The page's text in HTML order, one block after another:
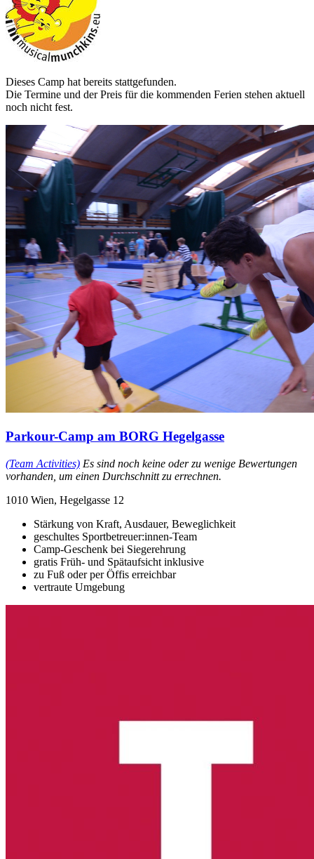
Dieses Camp hat bereits stattgefunden.
Die Termine und der Preis für die kommenden Ferien stehen aktuell
noch nicht fest.
Parkour-Camp am BORG Hegelgasse
(Team Activities) Es sind noch keine oder zu wenige Bewertungen
vorhanden, um einen Durchschnitt zu errechnen.
1010 Wien, Hegelgasse 12
Stärkung von Kraft, Ausdauer, Beweglichkeit
geschultes Sportbetreuer:innen-Team
Camp-Geschenk bei Siegerehrung
gratis Früh- und Spätaufsicht inklusive
zu Fuß oder per Öffis erreichbar
vertraute Umgebung